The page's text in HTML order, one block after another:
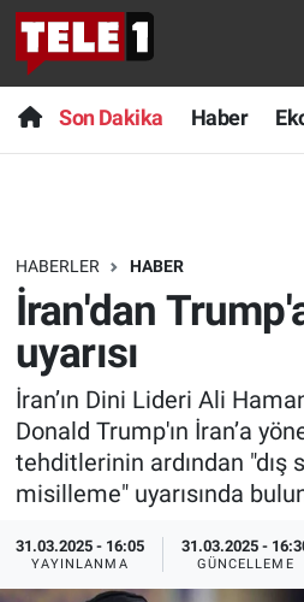
Son Dakika Haber
HABERLER HABER
İran'dan
uyarısı
İran’ın Dini Lideri Ali
Donald Trump'ın İran’a
tehditlerinin ardından "dış
misilleme" uyarısında
31.03.2025 - 16:05
YAYINLANMA
31.03.2025 -
GÜNCELLEME
Anında Manşet
Başka Sohbetler
Bilim turu
Bilim ve Teknoloji Evreni
Doğa Konuşuyor
Dünya
Ege'den Esintiler
Son Dakika
Haber
Dünya
Sağlık
Spor
İletişim
Nöbetçi Eczaneler
Hava Durumu
Trafik Durumu
Süper Lig Puan Durumu
Tüm Manşetler
Son Dakika Haberleri